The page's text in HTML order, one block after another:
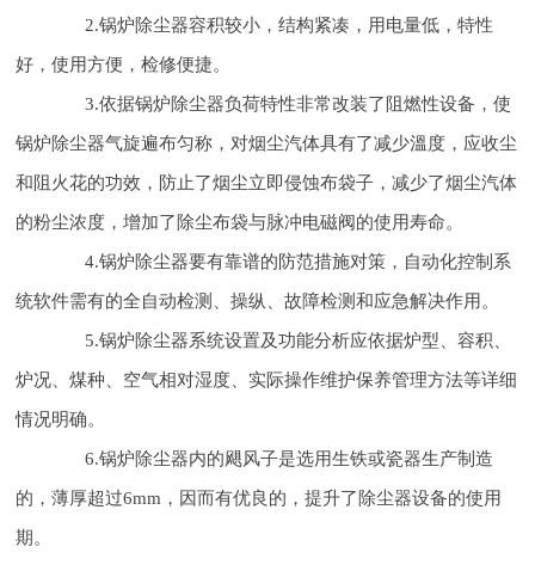
2.锅炉除尘器容积较小，结构紧凑，用电量低，特性
好，使用方便，检修便捷。
3.依据锅炉除尘器负荷特性非常改装了阻燃性设备，使
锅炉除尘器气旋遍布匀称，对烟尘汽体具有了减少溫度，应收尘
和阻火花的功效，防止了烟尘立即侵蚀布袋子，减少了烟尘汽体
的粉尘浓度，增加了除尘布袋与脉冲电磁阀的使用寿命。
4.锅炉除尘器要有靠谱的防范措施对策，自动化控制系
统软件需有的全自动检测、操纵、故障检测和应急解决作用。
5.锅炉除尘器系统设置及功能分析应依据炉型、容积、
炉况、煤种、空气相对湿度、实际操作维护保养管理方法等详细
情况明确。
6.锅炉除尘器内的飓风子是选用生铁或瓷器生产制造
的，薄厚超过6mm，因而有优良的，提升了除尘器设备的使用
期。